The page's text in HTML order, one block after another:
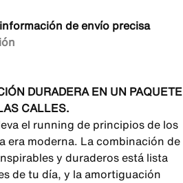
de envío precisa
DURADERA EN UN PAQUETE
CALLES.
el running de principios de los
era moderna. La combinación de
y duraderos está lista
de tu día, y la amortiguación